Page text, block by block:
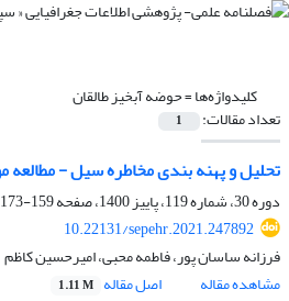
کلیدواژه‌ها =حوضه آبخیز طالقان
تعداد مقالات: 1
تحلیل و پهنه بندی مخاطره سیل - مطالعه
دوره 30، شماره 119، پاییز 1400، صفحه
159-173
10.22131/sepehr.2021.247892
فرزانه ساسان پور، فاطمه محبی، امیرحسین کاظم
مشاهده مقاله
اصل مقاله 1.11 M